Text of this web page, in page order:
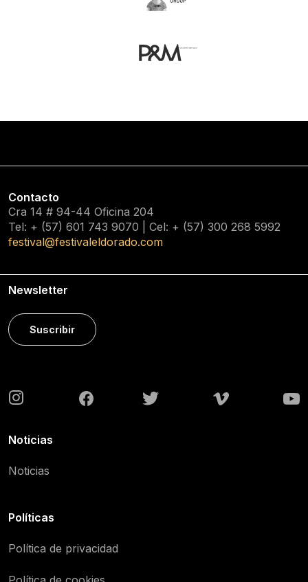
Contacto
Cra 14 # 94-44 Oficina 204
Tel: + (57) 601 743 9070 | Cel: + (57) 300 268 5992
festival@festivaleldorado.com
Newsletter
Suscribir
Noticias
Noticias
Políticas
Política de privacidad